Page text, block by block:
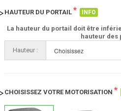
HAUTEUR DU PORTAIL * INFO
La hauteur du portail doit être
hauteur des
Hauteur :
CHOISISSEZ VOTRE MOTORISATION *